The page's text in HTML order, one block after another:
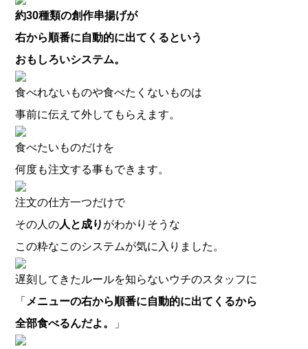
約30種類の創作串揚げが
右から順番に自動的に出てくるという
おもしろいシステム。
食べれないものや食べたくないものは
事前に伝えて外してもらえます。
食べたいものだけを
何度も注文する事もできます。
注文の仕方一つだけで
その人の人と成り がわかりそうな
この粋なこのシステムが気に入りました。
遅刻してきたルールを知らないウチのスタッフに
「 メニューの右から順番に自動的に出てくるから
全部食べるんだよ。
」